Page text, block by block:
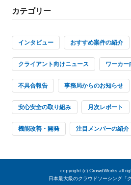
カテゴリー
インタビュー おすすめ案件の紹介
クライアント向けニュース ワーカー
不具合報告 事務局からのお知らせ
安心安全の取り組み 月次レポート
機能改善・開発 注目メンバーの紹介
copyright (c) CrowdWorksall
日本最大級のクラウドソーシング「